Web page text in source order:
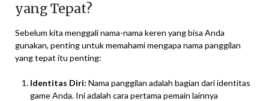
yang Tepat?
Sebelum kita menggali nama-nama keren yang bisa Anda
gunakan, penting untuk memahami mengapa nama panggilan
yang tepat itu penting:
Identitas Diri: Nama panggilan adalah bagian dari identitas
game Anda. Ini adalah cara pertama pemain lainnya